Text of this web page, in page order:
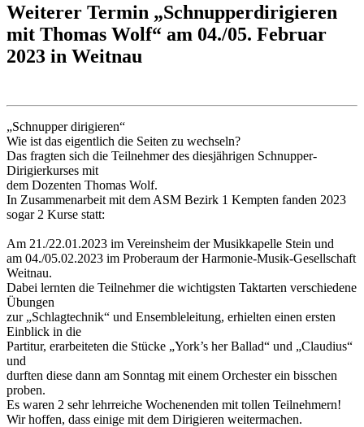
Weiterer Termin „Schnupperdirigieren
mit Thomas Wolf“ am 04./05. Februar
2023 in Weitnau
„Schnupper dirigieren“
Wie ist das eigentlich die Seiten zu wechseln?
Das fragten sich die Teilnehmer des diesjährigen Schnupper-
Dirigierkurses mit
dem Dozenten Thomas Wolf.
In Zusammenarbeit mit dem ASM Bezirk 1 Kempten fanden 2023
sogar 2 Kurse statt:
Am 21./22.01.2023 im Vereinsheim der Musikkapelle Stein und
am 04./05.02.2023 im Proberaum der Harmonie-Musik-Gesellschaft
Weitnau.
Dabei lernten die Teilnehmer die wichtigsten Taktarten verschiedene
Übungen
zur „Schlagtechnik“ und Ensembleleitung, erhielten einen ersten
Einblick in die
Partitur, erarbeiteten die Stücke „York’s her Ballad“ und „Claudius“
und
durften diese dann am Sonntag mit einem Orchester ein bisschen
proben.
Es waren 2 sehr lehrreiche Wochenenden mit tollen Teilnehmern!
Wir hoffen, dass einige mit dem Dirigieren weitermachen.